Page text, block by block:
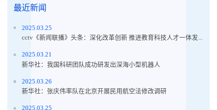
最近新闻
2025.03.25
cctv《新闻联播》头条：深化改革创新 推进教育科技人才一体发...
2025.03.21
新华社：我国科研团队成功研发出深海小型机器人
2025.03.26
新华社：张庆伟率队在北京开展民用航空法修改调研
2025.03.25